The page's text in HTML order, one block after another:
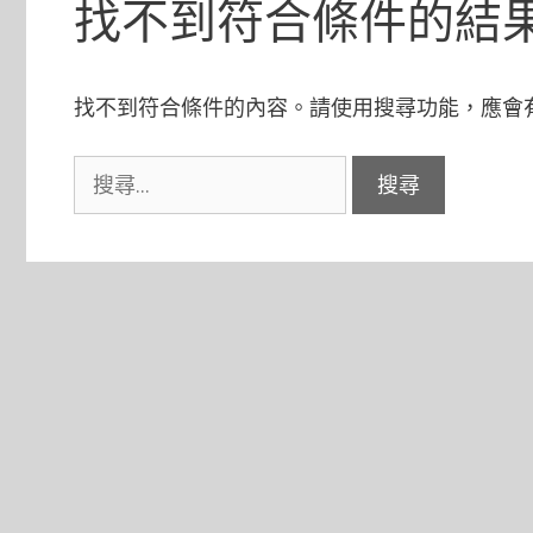
找不到符合條件的結
找不到符合條件的內容。請使用搜尋功能，應會
尋: